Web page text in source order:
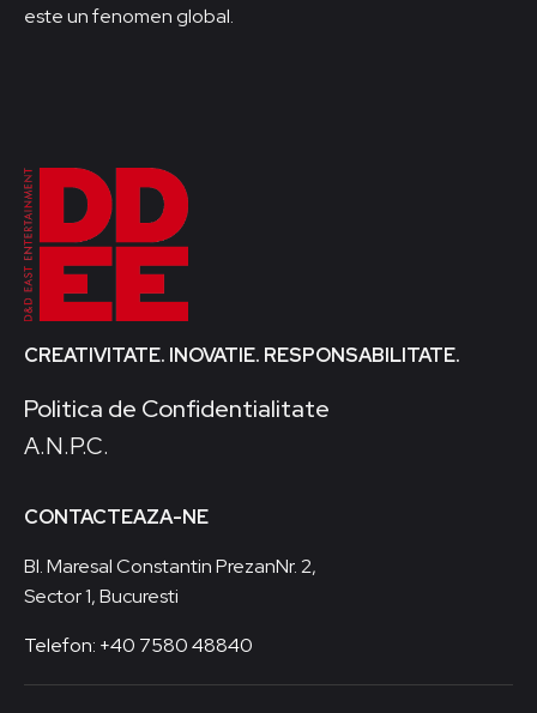
este un fenomen global.
CREATIVITATE. INOVATIE. RESPONSABILITATE.
Politica de Confidentialitate
A.N.P.C.
CONTACTEAZA-NE
Bl. Maresal Constantin PrezanNr. 2,
Sector 1, Bucuresti
Telefon: +40 7580 48840